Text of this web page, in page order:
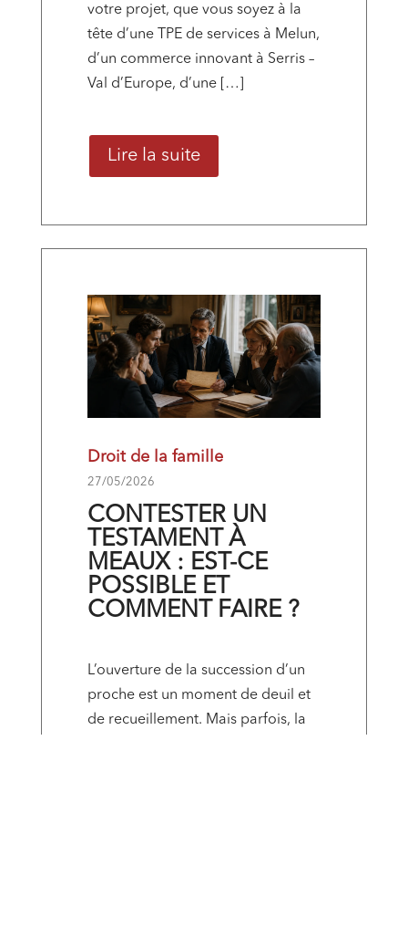
votre projet, que vous soyez à la
tête d’une TPE de services à Melun,
d’un commerce innovant à Serris –
Val d’Europe, d’une […]
Lire la suite
Droit de la famille
27/05/2026
CONTESTER UN
TESTAMENT À
MEAUX : EST-CE
POSSIBLE ET
COMMENT FAIRE ?
L’ouverture de la succession d’un
proche est un moment de deuil et
de recueillement. Mais parfois, la